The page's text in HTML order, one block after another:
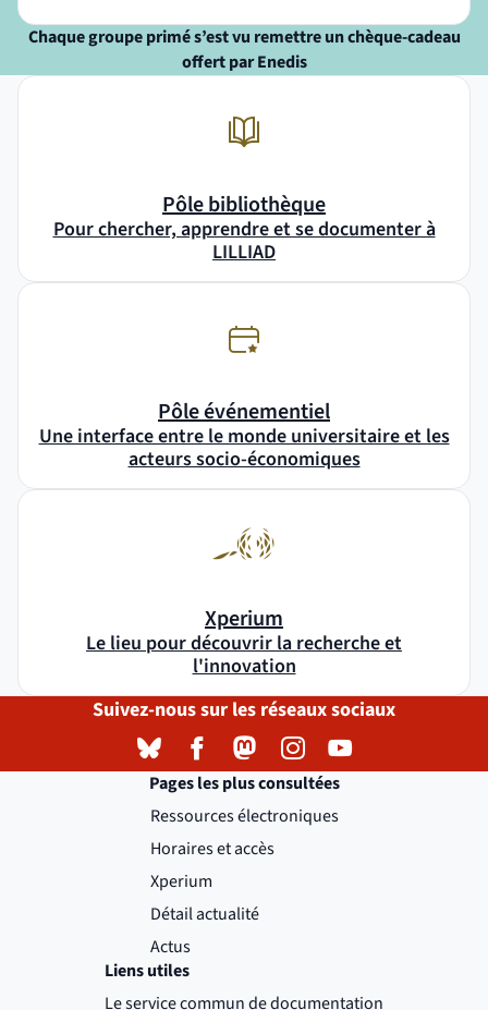
Chaque groupe primé s’est vu remettre un chèque-cadeau
offert par Enedis
Pôle bibliothèque
Pour chercher, apprendre et se documenter à
LILLIAD
Pôle événementiel
Une interface entre le monde universitaire et les
acteurs socio-économiques
Xperium
Le lieu pour découvrir la recherche et
l'innovation
Suivez-nous sur les réseaux sociaux
Bluesky
( )
(nouvelle fenêtre)
Facebook
( )
(nouvelle fenêtre)
Mastodon
( )
(nouvelle fenêtre)
Instagram
( )
(nouvelle fenêtre)
YouTube
( )
(nouvelle fenêtre)
Pages les plus consultées
Ressources électroniques
Horaires et accès
Xperium
Détail actualité
Actus
Liens utiles
Le service commun de documentation